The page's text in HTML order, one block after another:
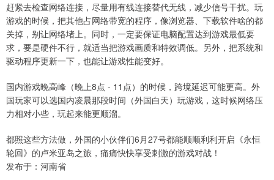
赶紧去检查网络连接，尽量用有线连接替代无线，减少信号干扰。玩
游戏的时候，把其他占网络带宽的程序，像浏览器、下载软件啥的都
关掉，别让网络堵上。同时，一定要保证电脑配置达到游戏最低要
求，要是硬件不行，就适当把游戏画质和特效调低。另外，把系统和
驱动程序更新一下，也能让游戏性能变好。
国内游戏晚高峰（晚上8点 - 11点）的时候，跨境延迟可能更高。外
国玩家可以选国内凌晨那段时间（外国白天）玩游戏，这时候网络压
力相对小些，玩起来能更顺溜。
都照这些方法做，外国的小伙伴们6月27号都能顺顺利利开启《永恒
轮回》的卢米亚岛之旅，痛痛快快享受刺激的游戏对战！
发布于：河南省